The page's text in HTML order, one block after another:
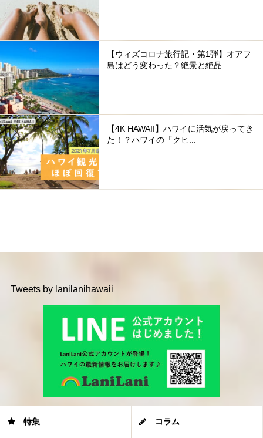
【ウィズコロナ旅行記・第1弾】オアフ
島はどう変わった？絶景と絶品...
【4K HAWAII】ハワイに活気が戻ってき
た！？ハワイの「クヒ...
Tweets by lanilanihawaii
特集 コラム